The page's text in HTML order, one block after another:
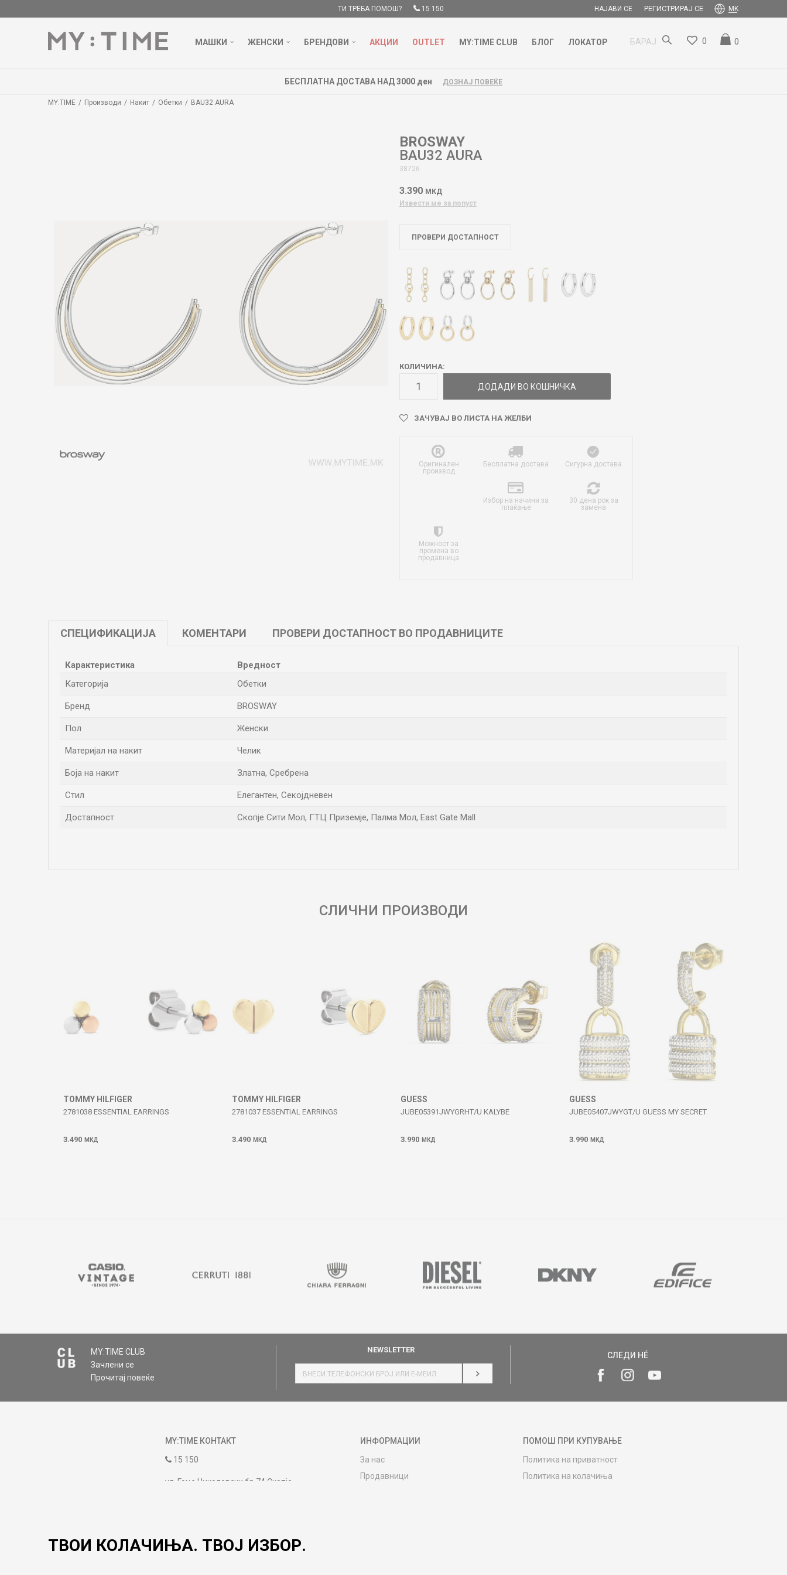
ТИ ТРЕБА ПОМОШ? 15 150 НАЈАВИ СЕ РЕГИСТРИРАЈ СЕ MK
МАШКИ ЖЕНСКИ БРЕНДОВИ АКЦИИ OUTLET MY:TIME CLUB БЛОГ ЛОКАТОР БАРАЈ 0
0
БЕСПЛАТНА ДОСТАВА НАД 3000 ден ДОЗНАЈ ПОВЕЌЕ
MY:TIME Производи Накит Обетки BAU32 AURA
BROSWAY
BAU32 AURA
38726
3.390 МКД
Извести ме за попуст
ПРОВЕРИ ДОСТАПНОСТ
КОЛИЧИНА:
ДОДАДИ ВО КОШНИЧКА
ЗАЧУВАЈ ВО ЛИСТА НА ЖЕЛБИ
Оригинален
производ
Бесплатна достава Сигурна достава
Избор на начини за
плаќање
30 дена рок за
замена
Можност за
промена во
продавница
СПЕЦИФИКАЦИЈА КОМЕНТАРИ ПРОВЕРИ ДОСТАПНОСТ ВО ПРОДАВНИЦИТЕ
Карактеристика
Вредност
Категорија
Обетки
Бренд BROSWAY
Пол Женски
Материјал на накит Челик
Боја на накит Златна, Сребрена
Стил Елегантен, Секојдневен
Достапност Скопје Сити Мол, ГТЦ Приземје, Палма Мол, East Gate Mall
СЛИЧНИ ПРОИЗВОДИ
TOMMY HILFIGER
2781038 ESSENTIAL EARRINGS
3.490 МКД
TOMMY HILFIGER
2781037 ESSENTIAL EARRINGS
3.490 МКД
GUESS
JUBE05391JWYGRHT/U KALYBE
3.990 МКД
GUESS
JUBE05407JWYGT/U GUESS MY SECRET
3.990 МКД
MY:TIME CLUB
Зачлени се
Прочитај повеќе
NEWSLETTER
НАЈАВИ СЕ
СЛЕДИ НÉ
MY:TIME КОНТАКТ
15 150
ул. Гоце Николовски бр.74 Скопје
09:00 до 17:00
ИНФОРМАЦИИ
За нас
Продавници
ПОМОШ ПРИ КУПУВАЊЕ
Политика на приватност
Политика на колачиња
ТВОИ КОЛАЧИЊА. ТВОЈ ИЗБОР.